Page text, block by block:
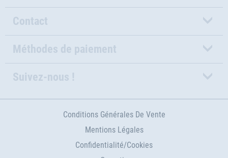
Contact
Méthodes de paiement
Suivez-nous !
Conditions Générales De Vente
Mentions Légales
Confidentialité/Cookies